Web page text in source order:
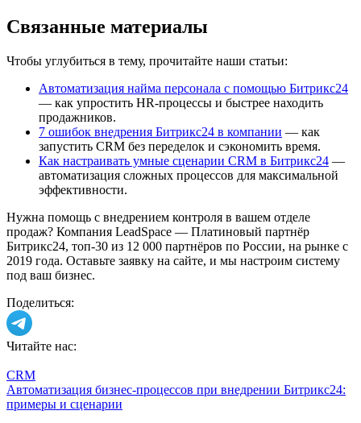
Связанные материалы
Чтобы углубиться в тему, прочитайте наши статьи:
Автоматизация найма персонала с помощью Битрикс24
— как упростить HR-процессы и быстрее находить
продажников.
7 ошибок внедрения Битрикс24 в компании — как
запустить CRM без переделок и сэкономить время.
Как настраивать умные сценарии CRM в Битрикс24 —
автоматизация сложных процессов для максимальной
эффективности.
Нужна помощь с внедрением контроля в вашем отделе
продаж? Компания LeadSpace — Платиновый партнёр
Битрикс24, топ-30 из 12 000 партнёров по России, на рынке с
2019 года. Оставьте заявку на сайте, и мы настроим систему
под ваш бизнес.
Поделиться:
Читайте нас:
CRM
Автоматизация бизнес-процессов при внедрении Битрикс24:
примеры и сценарии